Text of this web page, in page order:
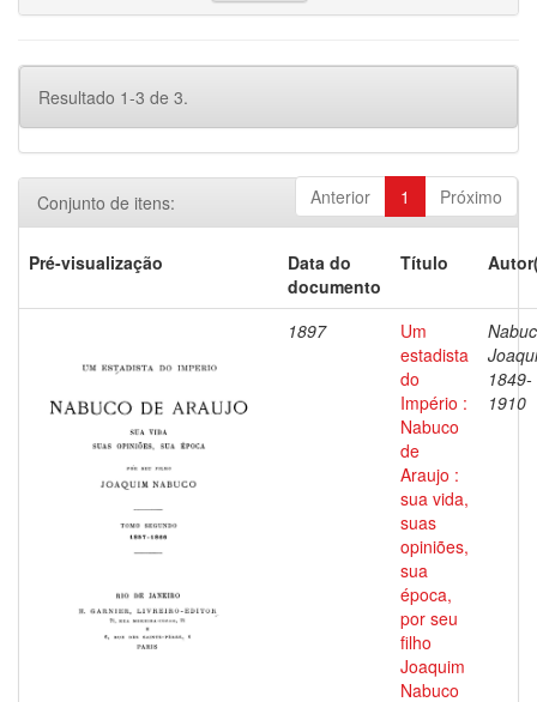
Resultado 1-3 de 3.
Anterior 1 Próximo
Conjunto de itens:
Pré-visualização
Data do
documento
Título
1897
Um
estadista
do
Império :
Nabuco
de
Araujo :
sua vida,
suas
opiniões,
sua
época,
por seu
filho
Joaquim
Nabuco
1849-
1910